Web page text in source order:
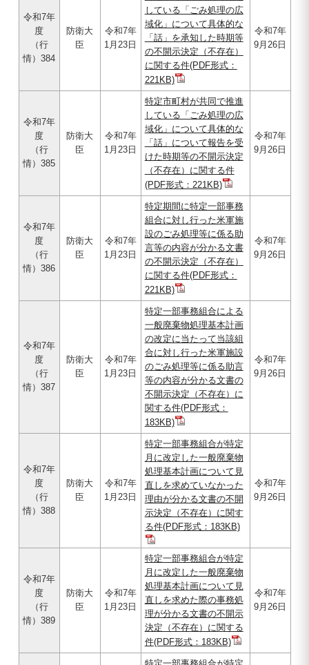
令和7年
度
（行
情）384
防衛大
臣
令和7年
1月23日
している「ごみ処理の広
域化」について具体的な
「話」を承知した時期等
の不開示決定（不存在）
に関する件(PDF形式：
221KB)
令和7年
9月26日
令和7年
度
（行
情）385
防衛大
臣
令和7年
1月23日
特定市町村が共同で推進
している「ごみ処理の広
域化」について具体的な
「話」について報告を受
けた時期等の不開示決定
（不存在）に関する件
(PDF形式：221KB)
令和7年
9月26日
令和7年
度
（行
情）386
防衛大
臣
令和7年
1月23日
特定期間に特定一部事務
組合に対し行った米軍施
設のごみ処理等に係る助
言等の内容が分かる文書
の不開示決定（不存在）
に関する件(PDF形式：
221KB)
令和7年
9月26日
令和7年
度
（行
情）387
防衛大
臣
令和7年
1月23日
特定一部事務組合による
一般廃棄物処理基本計画
の改定に当たって当該組
合に対し行った米軍施設
のごみ処理等に係る助言
等の内容が分かる文書の
不開示決定（不存在）に
関する件(PDF形式：
183KB)
令和7年
9月26日
令和7年
度
（行
情）388
防衛大
臣
令和7年
1月23日
特定一部事務組合が特定
月に改定した一般廃棄物
処理基本計画について見
直しを求めていなかった
理由が分かる文書の不開
示決定（不存在）に関す
る件(PDF形式：183KB)
令和7年
9月26日
令和7年
度
（行
情）389
防衛大
臣
令和7年
1月23日
特定一部事務組合が特定
月に改定した一般廃棄物
処理基本計画について見
直しを求めた際の事務処
理が分かる文書の不開示
決定（不存在）に関する
件(PDF形式：183KB)
令和7年
9月26日